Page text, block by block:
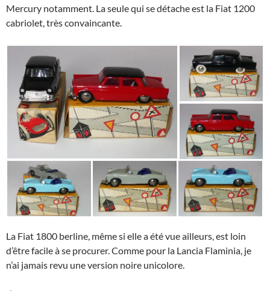
Mercury notamment. La seule qui se détache est la Fiat 1200
cabriolet, très convaincante.
La Fiat 1800 berline, même si elle a été vue ailleurs, est loin
d’être facile à se procurer. Comme pour la Lancia Flaminia, je
n’ai jamais revu une version noire unicolore.